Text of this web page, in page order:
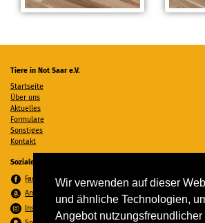
Wir verwenden auf dieser
und ähnliche Technologien,
Angebot nutzungsfreundlicher
Tiere in Not Saar e.V.
Startseite
Über uns
Aktuelles
Formulare
Sonstiges
Kontakt
Soziale Medien
Facebook
Amazon Wunschzettel
Instagram